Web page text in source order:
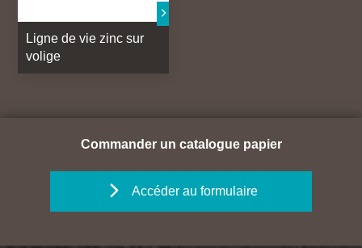
Ligne de vie zinc sur
volige
Commander un catalogue papier
Accéder au formulaire